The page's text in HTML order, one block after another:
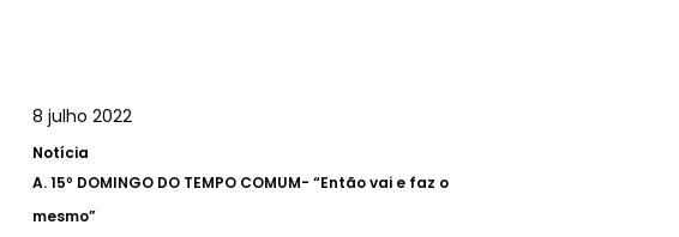
8 julho 2022
Notícia
A.15º DOMINGO DO TEMPO COMUM- “Então vai e faz o
mesmo”